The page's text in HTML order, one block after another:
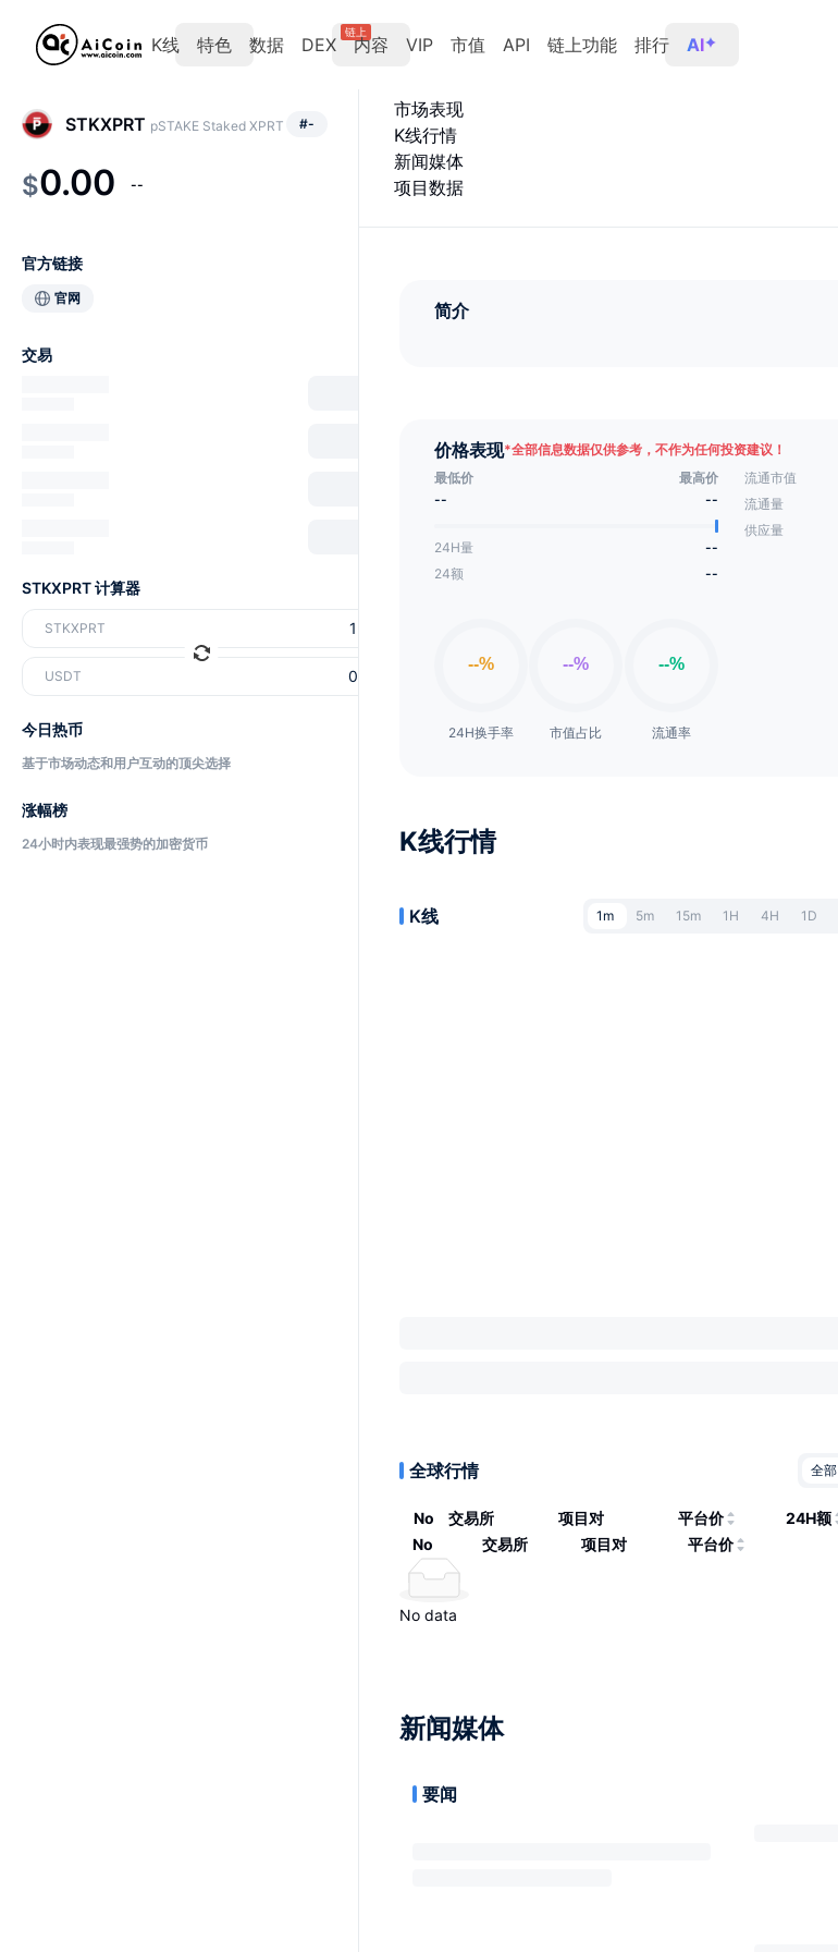
K线 特色 数据 DEX
链上
内容 VIP 市值 API 链上功能 排行 AI
市场表现
K线行情
新闻媒体
项目数据
简介
价格表现*全部信息数据仅供参考，不作为任何投资建议！
最低价
最高价
--
--
24H量
--
24额
--
24H换手率 市值占比 流通率
流通市值
流通量
供应量
K线行情
K线 1m 5m 15m 1H 4H 1D
全球行情 全部
No 交易所 项目对 平台价 24H额
No
交易所 项目对 平台价
No data
STKXPRT pSTAKE Staked XPRT #-
$0.00 --
官方链接
官网
交易
STKXPRT 计算器
STKXPRT
USDT
今日热币
基于市场动态和用户互动的顶尖选择
涨幅榜
24小时内表现最强势的加密货币
新闻媒体
要闻